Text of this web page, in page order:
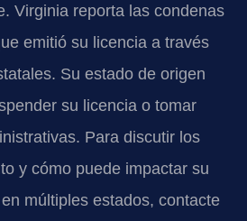
Virginia reporta las condenas
emitió su licencia a través
Su estado de origen
su licencia o tomar
Para discutir los
y cómo puede impactar su
múltiples estados, contacte